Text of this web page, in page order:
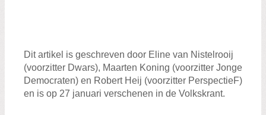
Dit artikel is geschreven door Eline van Nistelrooij
(voorzitter Dwars), Maarten Koning (voorzitter Jonge
Democraten) en Robert Heij (voorzitter PerspectieF)
en is op 27 januari verschenen in de Volkskrant.